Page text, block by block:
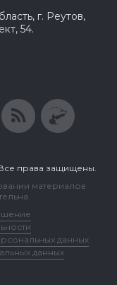
г. Реутов,
54.
права защищены.
материалов
данных
данных